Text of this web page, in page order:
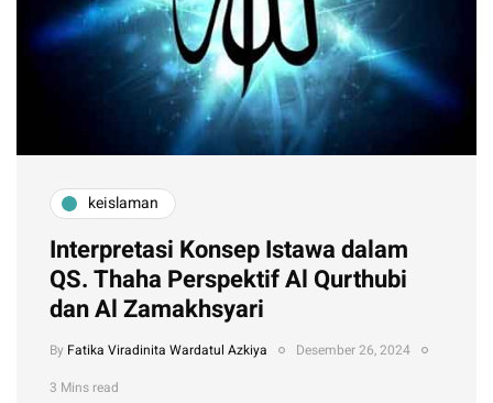
keislaman
Interpretasi Konsep Istawa dalam
QS. Thaha Perspektif Al Qurthubi
dan Al Zamakhsyari
By Fatika Viradinita Wardatul Azkiya
Desember 26, 2024
3 Mins read